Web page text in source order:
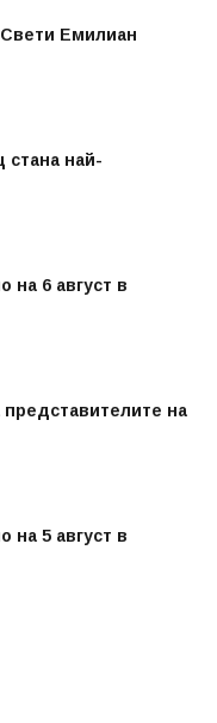
Емилиан
стана най-
на 6 август в
представителите на
на 5 август в